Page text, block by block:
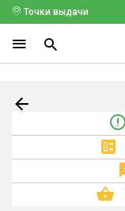
Точки выдачи